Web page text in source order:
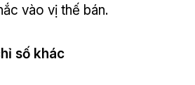
vào vị thế bán.
số khác